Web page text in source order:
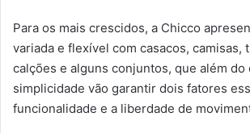
Para os mais crescidos, a Chicco
variada e flexível com casacos, camisas,
calções e alguns conjuntos, que além
simplicidade vão garantir dois fatores
funcionalidade e a liberdade de